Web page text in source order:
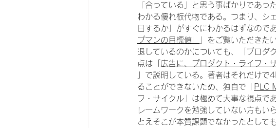
「合っている」と思う事ばかりであ
わかる優れ板代物である。つまり、シ
目するか」がすぐにわかるはずなので
プマンの目標値」
」をご覧いただきた
退しているのかについても、「プロダ
点は「 広告に、プロダクト・ライフ・
」で説明している。著者はそれだけ
ることができないため、独自で「
PLC
フ・サイクル」は極めて大事な視点で
レームワークを勉強していない方もい
とえそこが本質課題でなかったとしても